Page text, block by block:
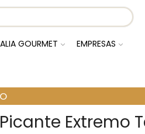
GOURMET EMPRESAS
Extremo